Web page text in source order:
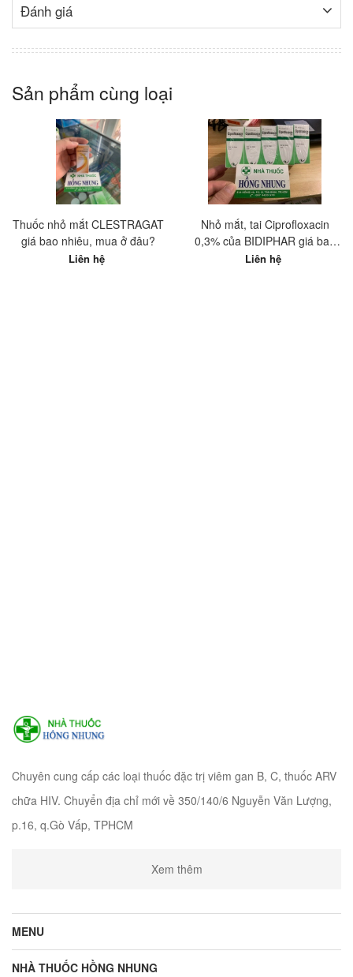
Đánh giá
Sản phẩm cùng loại
Thuốc nhỏ mắt CLESTRAGAT
giá bao nhiêu, mua ở đâu?
Liên hệ
Nhỏ mắt, tai Ciprofloxacin
0,3% của BIDIPHAR giá bao
nhiêu? Mua ở đâu tốt nhất?
Liên hệ
Chuyên cung cấp các loại thuốc đặc trị viêm gan B, C, thuốc ARV
chữa HIV. Chuyển địa chỉ mới về 350/140/6 Nguyễn Văn Lượng,
p.16, q.Gò Vấp, TPHCM
Xem thêm
MENU
NHÀ THUỐC HỒNG NHUNG